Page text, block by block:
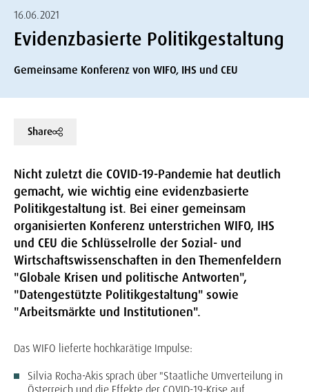
16.06.2021
Evidenzbasierte Politikgestaltung
Gemeinsame Konferenz von WIFO, IHS und CEU
Share
Nicht zuletzt die COVID-19-Pandemie hat deutlich
gemacht, wie wichtig eine evidenzbasierte
Politikgestaltung ist. Bei einer gemeinsam
organisierten Konferenz unterstrichen WIFO, IHS
und CEU die Schlüsselrolle der Sozial- und
Wirtschaftswissenschaften in den Themenfeldern
"Globale Krisen und politische Antworten",
"Datengestützte Politikgestaltung" sowie
"Arbeitsmärkte und Institutionen".
Das WIFO lieferte hochkarätige Impulse:
Silvia Rocha-Akis sprach über "Staatliche Umverteilung in